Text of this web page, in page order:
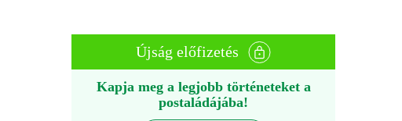
Újság előfizetés
Kapja meg a legjobb történeteket a
postaládájába!